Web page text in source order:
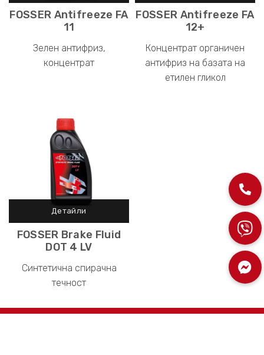
FOSSER Antifreeze FA
11
Зелен антифриз,
концентрат
FOSSER Antifreeze FA
12+
Концентрат органичен
антифриз на базата на
етилен гликол
FOSSER Brake Fluid
DOT 4 LV
Синтетична спирачна
течност